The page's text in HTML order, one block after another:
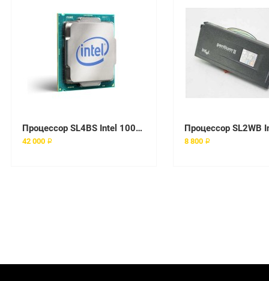
Процессор SL4BS Intel 1000Mhz
42 000 ₽ 8 800 ₽